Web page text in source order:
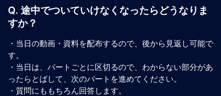
Q. 途中でついていけなくなったらどうなりま
すか？
・当日の動画・資料を配布するので、後から見返し可能で
す。
・当日は、パートごとに区切るので、わからない部分があ
ったらとばして、次のパートを進めてください。
・質問にももちろん回答します。